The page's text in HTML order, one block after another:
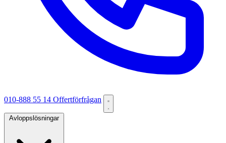
010-888 55 14 Offertförfrågan
Avloppslösningar